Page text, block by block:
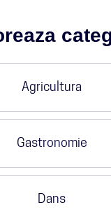
Agricultura
Gastronomie
Dans